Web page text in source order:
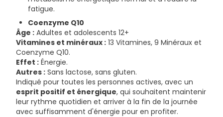
fatigue.
Coenzyme Q10
Âge : Adultes et adolescents 12+
Vitamines et minéraux : 13 Vitamines, 9 Minéraux et
Coenzyme Q10.
Effet : Énergie.
Autres : Sans lactose, sans gluten.
Indiqué pour toutes les personnes actives, avec un
esprit positif et énergique, qui souhaitent maintenir
leur rythme quotidien et arriver à la fin de la journée
avec suffisamment d'énergie pour en profiter.